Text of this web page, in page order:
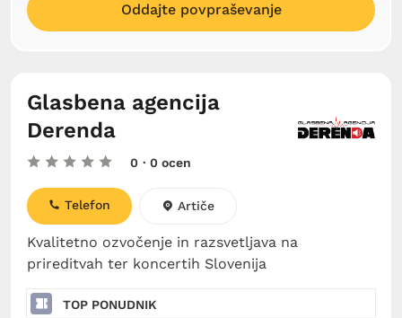
Oddajte povpraševanje
Glasbena agencija
Derenda
0 · 0 ocen
Kvalitetno ozvočenje in razsvetljava na
prireditvah ter koncertih Slovenija
Telefon Artiče
TOP PONUDNIK